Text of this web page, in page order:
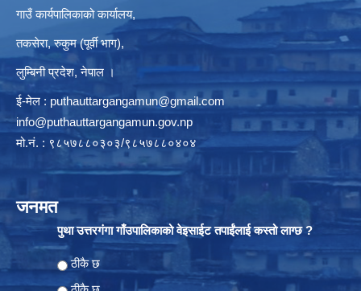
गाउँ कार्यपालिकाको कार्यालय,
तकसेरा, रुकुम (पूर्वी भाग),
लुम्बिनी प्रदेश, नेपाल ।
ई-मेल : puthauttargangamun@gmail.com
info@puthauttargangamun.gov.np
मो.नं. : ९८५७८८०३०३/९८५७८८०४०४
जनमत
पुथा उत्तरगंगा गाँउपालिकाको वेइसाईट तपाईंलाई कस्तो लाग्छ ?
Choices
ठीकै छ